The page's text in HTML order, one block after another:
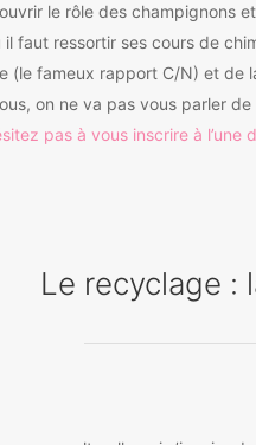
le rôle des champignons
il faut ressortir ses cours de
(le fameux rapport C/N) et
on ne va pas vous parler
pas à vous inscrire à l’une
Le recyclage :